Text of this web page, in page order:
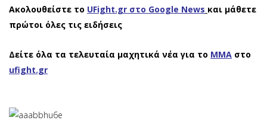
Ακολουθείστε το UFight.gr στο Google News και μάθετε
πρώτοι όλες τις ειδήσεις
Δείτε όλα τα τελευταία μαχητικά νέα για το ΜΜΑ στο
ufight.gr